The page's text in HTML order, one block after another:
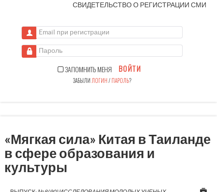
СВИДЕТЕЛЬСТВО О РЕГИСТРАЦИИСМИ
Email при регистрации
Пароль
ЗАПОМНИТЬ МЕНЯ ВОЙТИ
ЗАБЫЛИ ЛОГИН/ПАРОЛЬ?
«Мягкая сила» Китая в Таиланде
в сфере образования и
культуры